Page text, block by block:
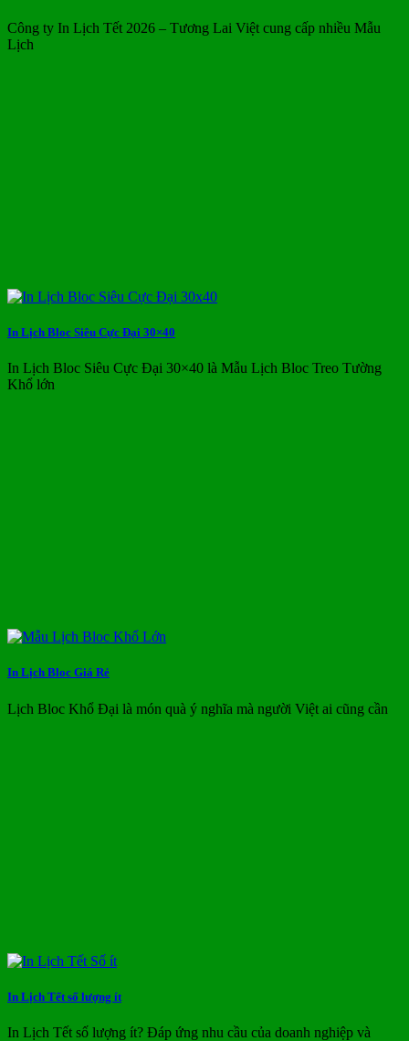
Công ty In Lịch Tết 2026 – Tương Lai Việt cung cấp nhiều Mẫu
Lịch
In Lịch Bloc Siêu Cực Đại 30×40
In Lịch Bloc Siêu Cực Đại 30×40 là Mẫu Lịch Bloc Treo Tường
Khổ lớn
In Lịch Bloc Giá Rẻ
Lịch Bloc Khổ Đại là món quà ý nghĩa mà người Việt ai cũng cần
In Lịch Tết số lượng ít
In Lịch Tết số lượng ít? Đáp ứng nhu cầu của doanh nghiệp và